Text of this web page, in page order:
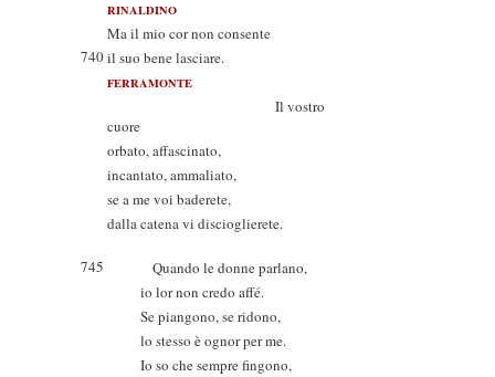
RINALDINO
Ma il mio cor non consente
740il suo bene lasciare.
FERRAMONTE
Il vostro
cuore
orbato, affascinato,
incantato, ammaliato,
se a me voi baderete,
dalla catena vi discioglierete.
745
Quando le donne parlano,
io lor non credo affé.
Se piangono, se ridono,
lo stesso è ognor per me.
Io so che sempre fingono,